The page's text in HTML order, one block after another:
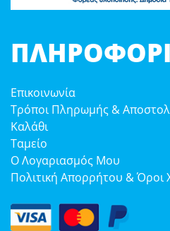
Επικοινωνία
Τρόποι Πληρωμής &
Καλάθι
Ταμείο
Ο Λογαριασμός Μου
Πολιτική Απορρήτου & Όροι